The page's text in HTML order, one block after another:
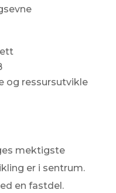
og ressursutvikle
mektigste
er i sentrum.
en fastdel.